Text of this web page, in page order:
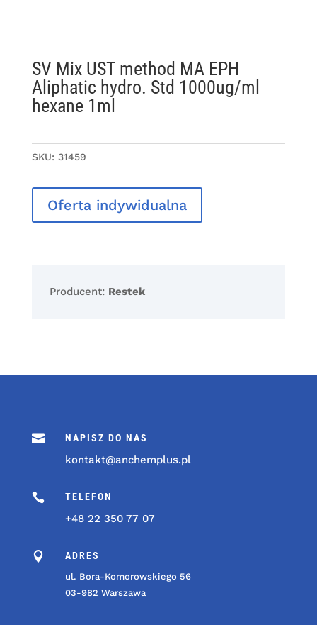
SV Mix UST method MA EPH
Aliphatic hydro. Std 1000ug/ml
hexane 1ml
SKU: 31459
Oferta indywidualna
Producent: Restek
 NAPISZ DO NAS
kontakt@anchemplus.pl
 TELEFON
+48 22 350 77 07
 ADRES
ul. Bora-Komorowskiego 56
03-982 Warszawa